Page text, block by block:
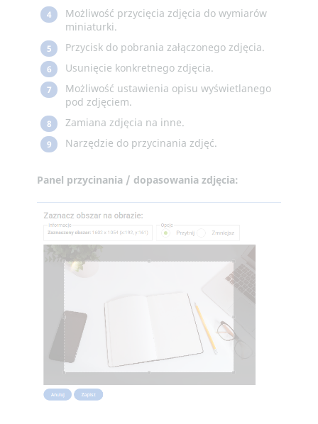
4
Możliwość przycięcia zdjęcia do wymiarów
miniaturki.
5 Przycisk do pobrania załączonego zdjęcia.
6 Usunięcie konkretnego zdjęcia.
7
Możliwość ustawienia opisu wyświetlanego
pod zdjęciem.
8 Zamiana zdjęcia na inne.
9 Narzędzie do przycinania zdjęć.
Panel przycinania / dopasowania zdjęcia: